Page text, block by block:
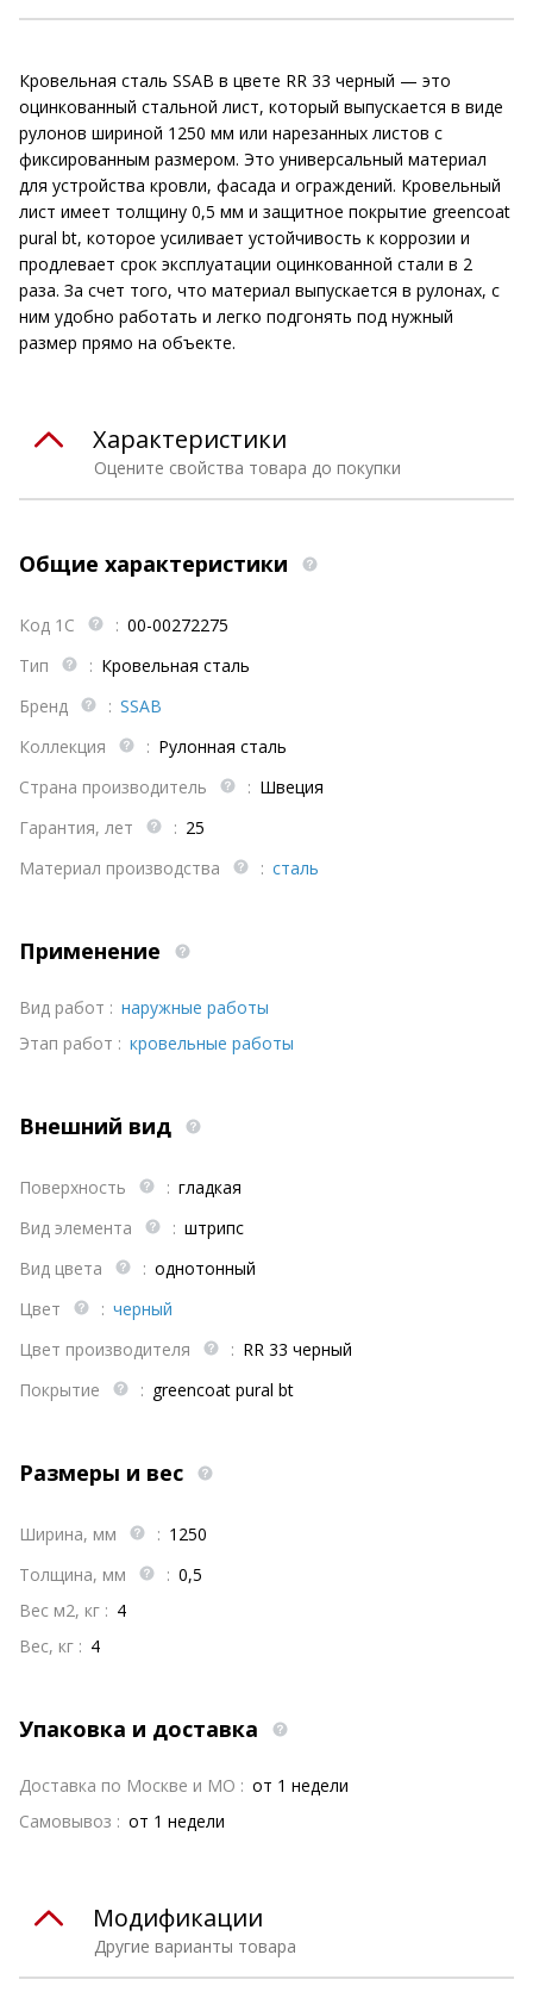
Кровельная сталь SSAB в цвете RR 33 черный — это
оцинкованный стальной лист, который выпускается в виде
рулонов шириной 1250 мм или нарезанных листов с
фиксированным размером. Это универсальный материал
для устройства кровли, фасада и ограждений. Кровельный
лист имеет толщину 0,5 мм и защитное покрытие greencoat
pural bt, которое усиливает устойчивость к коррозии и
продлевает срок эксплуатации оцинкованной стали в 2
раза. За счет того, что материал выпускается в рулонах, с
ним удобно работать и легко подгонять под нужный
размер прямо на объекте.
Оцените свойства товара до покупки
Характеристики
Общие характеристики
Код 1С : 00-00272275
Тип
: Кровельная сталь
Бренд
: SSAB
Коллекция
: Рулонная сталь
Страна производитель
: Швеция
Гарантия, лет
: 25
Материал производства
: сталь
Применение
Вид работ : наружные работы
Этап работ : кровельные работы
Внешний вид
Поверхность : гладкая
Вид элемента
: штрипс
Вид цвета
: однотонный
Цвет
: черный
Цвет производителя
: RR 33 черный
Покрытие
: greencoat pural bt
Размеры и вес
Ширина, мм : 1250
Толщина, мм
: 0,5
Вес м2, кг : 4
Вес, кг : 4
Упаковка и доставка
Доставка по Москве и МО : от 1 недели
Самовывоз : от 1 недели
Другие варианты товара
Модификации